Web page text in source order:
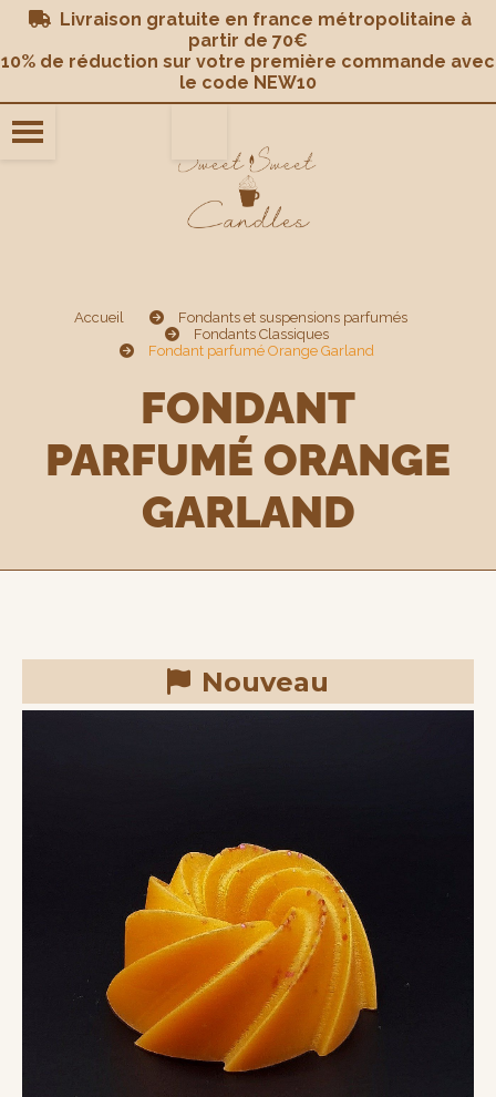
 Livraison gratuite en france métropolitaine à
partir de 70€
10% de réduction sur votre première commande avec
le code NEW10
Accueil
Fondants et suspensions parfumés
Fondants Classiques
Fondant parfumé Orange Garland
FONDANT
PARFUMÉ ORANGE
GARLAND
Nouveau
Panneau de gestion des cookies